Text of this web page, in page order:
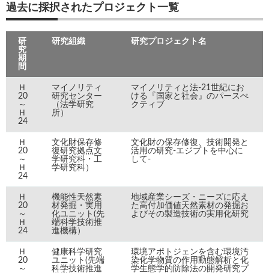
過去に採択されたプロジェクト一覧
研
究
期
間
研究組織 研究プロジェクト名
Ｈ
20
～
Ｈ
24
マイノリティ
研究センター
（法学研究
所）
マイノリティと法-21世紀にお
ける『国家と社会』のパースぺ
クティブ
Ｈ
20
～
Ｈ
24
文化財保存修
復研究拠点文
学研究科・工
学研究科）
文化財の保存修復、技術開発と
活用の研究-エジプトを中心に
して-
Ｈ
20
～
Ｈ
24
機能性天然素
材発掘・実用
化ユニット(先
端科学技術推
進機構）
地域産業シーズ・ニーズに応え
た高付加価値天然素材の発掘お
よびその製造技術の実用化研究
Ｈ
20
～
健康科学研究
ユニット(先端
科学技術推進
環境アポトジェンを含む環境汚
染化学物質の作用動態解析と化
学生態学的防除法の開発研究プ